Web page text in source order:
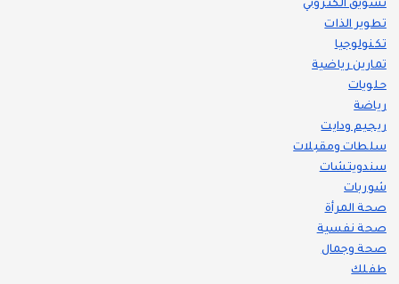
تسويق الكتروني
تطوير الذات
تكنولوجيا
تمارين رياضية
حلويات
رياضة
ريجيم ودايت
سلطات ومقبلات
سندويتشات
شوربات
صحة المرأة
صحة نفسية
صحة وجمال
طفلك